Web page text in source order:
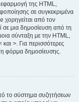
εφαρμογή της HTML,
σε συγκεκριμένα
χορηγείται από τον
σε μια δημοσίευση από τη
σύνταξη με την HTML,
και >. Για περισσότερες
φόρμα δημοσίευσης.
το σύστημα συζητήσεων